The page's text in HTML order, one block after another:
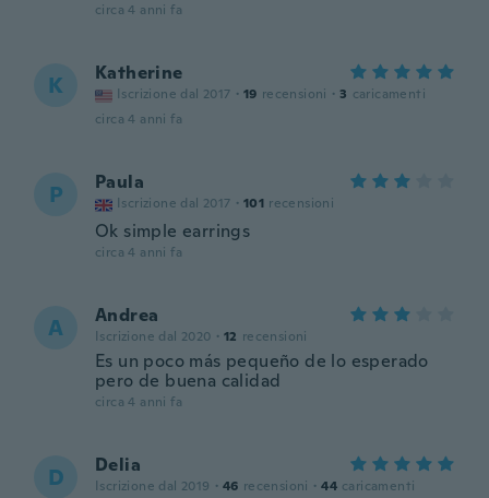
circa 4 anni fa
K Katherine
Iscrizione dal 2017 · 19 recensioni · 3 caricamenti
circa 4 anni fa
P Paula
Iscrizione dal 2017 · 101 recensioni
Ok simple earrings
circa 4 anni fa
A Andrea
Iscrizione dal 2020 · 12 recensioni
Es un poco más pequeño de lo esperado
pero de buena calidad
circa 4 anni fa
D Delia
Iscrizione dal 2019 · 46 recensioni · 44 caricamenti